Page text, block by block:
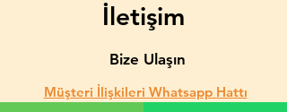
İletişim
Bize Ulaşın
Müşteri İlişkileri Whatsapp Hattı